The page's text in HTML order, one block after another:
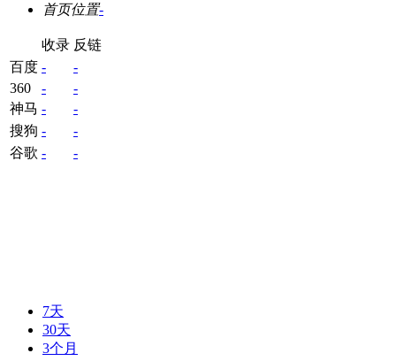
首页位置-
收录 反链
百度 -
-
360
-
-
神马 -
-
搜狗 -
-
谷歌 - -
7天
30天
3个月